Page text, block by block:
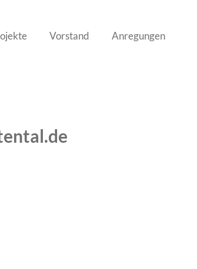
Vorstand Anregungen